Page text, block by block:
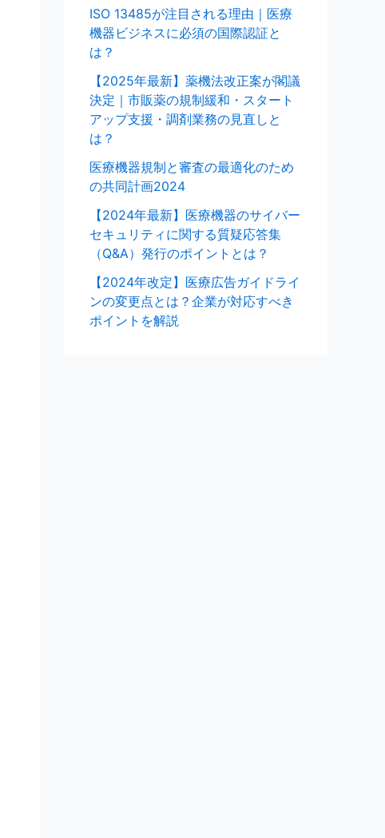
ISO 13485が注目される理由｜医療
機器ビジネスに必須の国際認証と
は？
【2025年最新】薬機法改正案が閣議
決定｜市販薬の規制緩和・スタート
アップ支援・調剤業務の見直しと
は？
医療機器規制と審査の最適化のため
の共同計画2024
【2024年最新】医療機器のサイバー
セキュリティに関する質疑応答集
（Q&A）発行のポイントとは？
【2024年改定】医療広告ガイドライ
ンの変更点とは？企業が対応すべき
ポイントを解説